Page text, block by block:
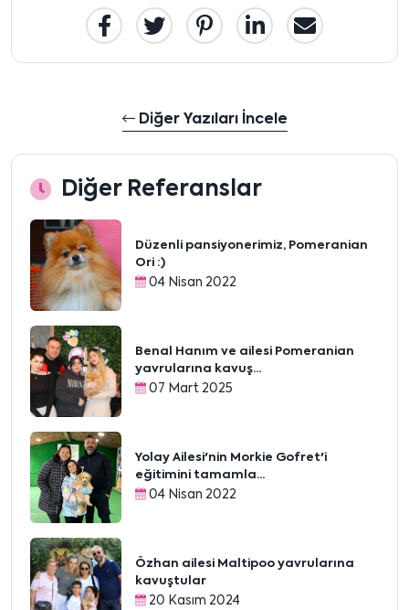
Diğer Yazıları İncele
Diğer Referanslar
Düzenli pansiyonerimiz, Pomeranian
Ori :)
04 Nisan 2022
Benal Hanım ve ailesi Pomeranian
yavrularına kavuş...
07 Mart 2025
Yolay Ailesi'nin Morkie Gofret'i
eğitimini tamamla...
04 Nisan 2022
Özhan ailesi Maltipoo yavrularına
kavuştular
20 Kasım 2024